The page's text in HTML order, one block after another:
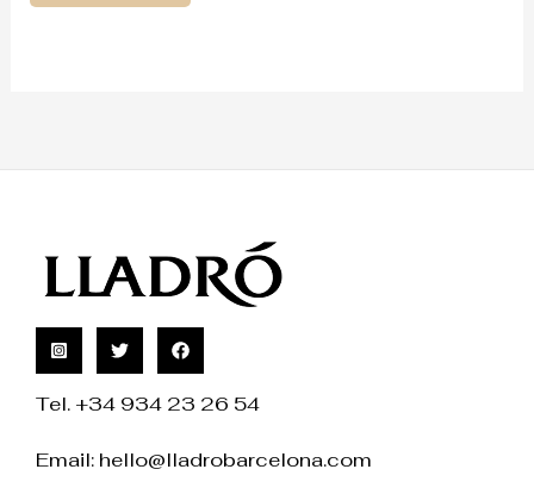
Tel. +34 934 23 26 54
Email: hello@lladrobarcelona.com